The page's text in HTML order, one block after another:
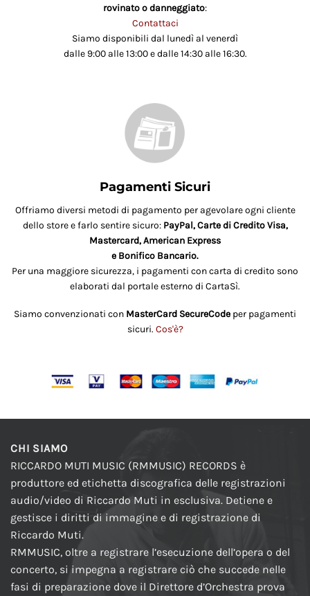
rovinato o danneggiato:
Contattaci
Siamo disponibili dal lunedì al venerdì
dalle 9:00 alle 13:00 e dalle 14:30 alle 16:30.
Pagamenti Sicuri
Offriamo diversi metodi di pagamento per agevolare ogni cliente
dello store e farlo sentire sicuro: PayPal, Carte di Credito Visa,
Mastercard, American Express
e Bonifico Bancario.
Per una maggiore sicurezza, i pagamenti con carta di credito sono
elaborati dal portale esterno di CartaSì.
Siamo convenzionati con MasterCard SecureCode per pagamenti
sicuri. Cos'è?
CHI SIAMO
RICCARDO MUTI MUSIC (RMMUSIC) RECORDS è
produttore ed etichetta discografica delle registrazioni
audio/video di Riccardo Muti in esclusiva. Detiene e
gestisce i diritti di immagine e di registrazione di
Riccardo Muti.
RMMUSIC, oltre a registrare l’esecuzione dell’opera o del
concerto, si impegna a registrare ciò che succede nelle
fasi di preparazione dove il Direttore d’Orchestra prova